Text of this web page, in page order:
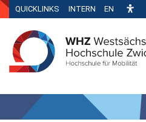
QUICKLINKS INTERN EN